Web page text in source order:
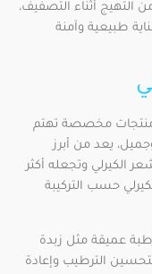
أثناء التصفيف،
طبيعية وآمنة
منتجات مخصصة تهتم
يعد من أبرز
الكيرلي وتجعله أكثر
حسب التركيبة
عميقة مثل زبدة
لتحسين الترطيب وإعادة